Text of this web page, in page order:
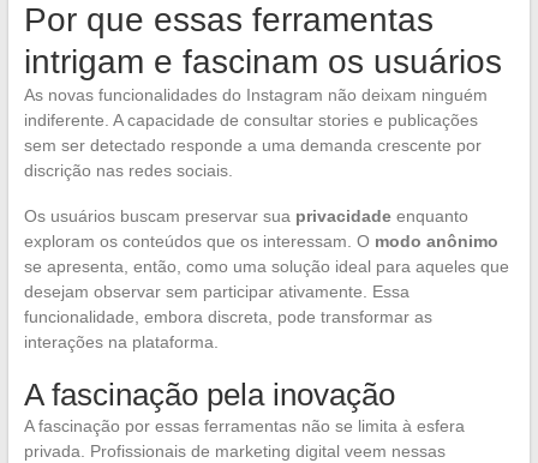
Por que essas ferramentas
intrigam e fascinam os usuários
As novas funcionalidades do Instagram não deixam ninguém
indiferente. A capacidade de consultar stories e publicações
sem ser detectado responde a uma demanda crescente por
discrição nas redes sociais.
Os usuários buscam preservar sua privacidadeenquanto
exploram os conteúdos que os interessam. O modo anônimo
se apresenta, então, como uma solução ideal para aqueles que
desejam observar sem participar ativamente. Essa
funcionalidade, embora discreta, pode transformar as
interações na plataforma.
A fascinação pela inovação
A fascinação por essas ferramentas não se limita à esfera
privada. Profissionais de marketing digital veem nessas